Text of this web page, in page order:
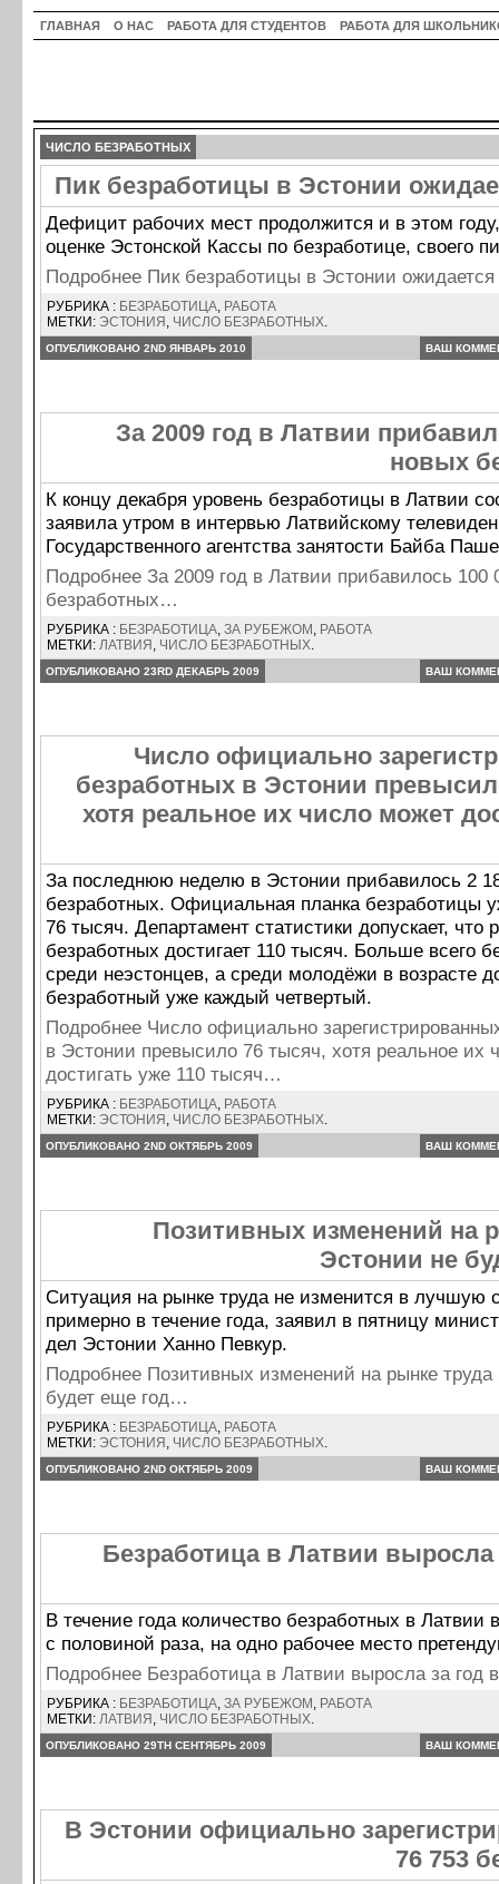
ГЛАВНАЯ О НАС РАБОТА ДЛЯ СТУДЕНТОВ РАБОТА ДЛЯ
ЧИСЛО БЕЗРАБОТНЫХ
Пик безработицы в Эстонии
Дефицит рабочих мест продолжится и в этом
оценке Эстонской Кассы по безработице, своего
Подробнее Пик безработицы в Эстонии
РУБРИКА : БЕЗРАБОТИЦА, РАБОТА
МЕТКИ: ЭСТОНИЯ , ЧИСЛО БЕЗРАБОТНЫХ.
ОПУБЛИКОВАНО 2ND ЯНВАРЬ 2010 ВАШ
За 2009 год в Латвии
новых
К концу декабря уровень безработицы в Латвии
заявила утром в интервью Латвийскому
Государственного агентства занятости Байба
Подробнее За 2009 год в Латвии прибавилось 100
безработных…
РУБРИКА : БЕЗРАБОТИЦА, ЗА РУБЕЖОМ , РАБОТА
МЕТКИ: ЛАТВИЯ , ЧИСЛО БЕЗРАБОТНЫХ.
ОПУБЛИКОВАНО 23RD ДЕКАБРЬ 2009 ВАШ
Число официально
безработных в Эстонии
хотя реальное их чиcло может
За последнюю неделю в Эстонии прибавилось 2
безработных. Официальная планка безработицы
76 тысяч. Департамент статистики допускает, что
безработных достигает 110 тысяч. Больше всего
среди неэстонцев, а среди молодёжи в возрасте
безработный уже каждый четвертый.
Подробнее Число официально
в Эстонии превысило 76 тысяч, хотя реальное их
достигать уже 110 тысяч…
РУБРИКА : БЕЗРАБОТИЦА, РАБОТА
МЕТКИ: ЭСТОНИЯ , ЧИСЛО БЕЗРАБОТНЫХ.
ОПУБЛИКОВАНО 2ND ОКТЯБРЬ 2009 ВАШ
Позитивных изменений на
Эстонии не
Ситуация на рынке труда не изменится в лучшую
примерно в течение года, заявил в пятницу
дел Эстонии Ханно Певкур.
Подробнее Позитивных изменений на рынке
будет еще год…
РУБРИКА : БЕЗРАБОТИЦА, РАБОТА
МЕТКИ: ЭСТОНИЯ , ЧИСЛО БЕЗРАБОТНЫХ.
ОПУБЛИКОВАНО 2ND ОКТЯБРЬ 2009 ВАШ
Безработица в Латвии выросла
В течение года количество безработных в Латвии
с половиной раза, на одно рабочее место
Подробнее Безработица в Латвии выросла за год
РУБРИКА : БЕЗРАБОТИЦА, ЗА РУБЕЖОМ , РАБОТА
МЕТКИ: ЛАТВИЯ , ЧИСЛО БЕЗРАБОТНЫХ.
ОПУБЛИКОВАНО 29TH СЕНТЯБРЬ 2009 ВАШ
В Эстонии официально
76 753